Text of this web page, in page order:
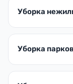
Уборка
Уборка